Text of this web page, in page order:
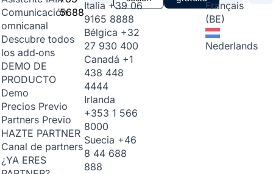
Comunicación
omnicanal
Descubre todos
los add‑ons
DEMO DE
PRODUCTO
Demo
Precios Previo
Partners Previo
HAZTE PARTNER
Canal de partners
¿YA ERES
5688
Italia +39 06
9165 8888
Bélgica +32
27 930 400
Canadá +1
438 448
4444
Irlanda
+353 1 566
8000
Suecia +46
8 44 688
888
Français
(BE)
Nederlands